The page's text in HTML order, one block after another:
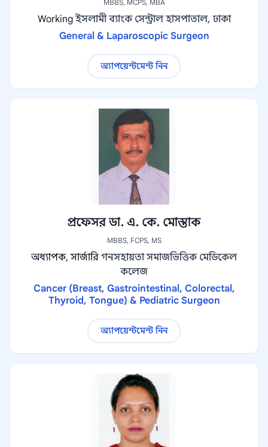
MBBS, MCPS, MBA
Workingইসলামী ব্যাংক সেন্ট্রাল হাসপাতাল, ঢাকা
General & Laparoscopic Surgeon
অ্যাপয়েন্টমেন্ট নিন
প্রফেসর ডা. এ. কে. মোস্তাক
MBBS, FCPS, MS
অধ্যাপক, সার্জারি গনসহায়তা সমাজভিত্তিক মেডিকেল
কলেজ
Cancer (Breast, Gastrointestinal, Colorectal,
Thyroid, Tongue) & Pediatric Surgeon
অ্যাপয়েন্টমেন্ট নিন